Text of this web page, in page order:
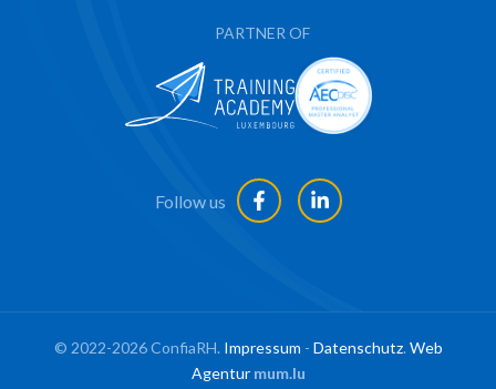
PARTNER OF
Follow us
© 2022-2026 ConfiaRH. Impressum - Datenschutz.Web
Agentur mum.lu